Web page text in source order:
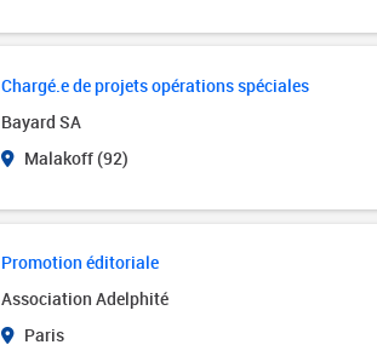
Chargé.e de projets opérations spéciales
Bayard SA
Malakoff (92)
Promotion éditoriale
Association Adelphité
Paris